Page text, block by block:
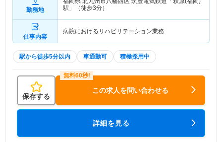
勤務地
駅」（徒歩3分）
仕事内容
病院におけるリハビリテーション業務
駅から徒歩5分以内 車通勤可 積極採用中
保存する
この求人を問い合わせる
詳細を見る